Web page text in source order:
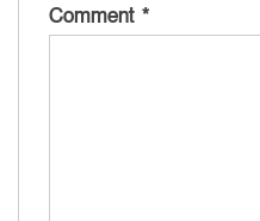
Comment *